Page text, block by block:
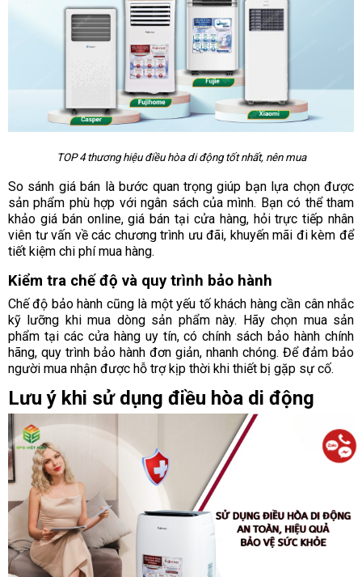
TOP 4 thương hiệu điều hòa di động tốt nhất, nên mua
So sánh giá bán là bước quan trọng giúp bạn lựa chọn được
sản phẩm phù hợp với ngân sách của mình. Bạn có thể tham
khảo giá bán online, giá bán tại cửa hàng, hỏi trực tiếp nhân
viên tư vấn về các chương trình ưu đãi, khuyến mãi đi kèm để
tiết kiệm chi phí mua hàng.
Kiểm tra chế độ và quy trình bảo hành
Chế độ bảo hành cũng là một yếu tố khách hàng cần cân nhắc
kỹ lưỡng khi mua dòng sản phẩm này. Hãy chọn mua sản
phẩm tại các cửa hàng uy tín, có chính sách bảo hành chính
hãng, quy trình bảo hành đơn giản, nhanh chóng. Để đảm bảo
người mua nhận được hỗ trợ kịp thời khi thiết bị gặp sự cố.
Lưu ý khi sử dụng điều hòa di động